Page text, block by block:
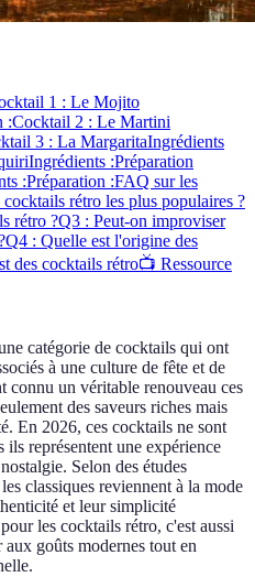
1 : Le Mojito
:Cocktail 2 : Le Martini
3 : La MargaritaIngrédients
Ingrédients :Préparation
:Préparation :FAQ sur les
rétro les plus populaires ?
rétro ?Q3 : Peut-on improviser
Q4 : Quelle est l'origine des
des cocktails rétro📺 Ressource
catégorie de cocktails qui ont
à une culture de fête et de
connu un véritable renouveau ces
des saveurs riches mais
En 2026, ces cocktails ne sont
ils représentent une expérience
Selon des études
les classiques reviennent à la mode
et leur simplicité
les cocktails rétro, c'est aussi
goûts modernes tout en